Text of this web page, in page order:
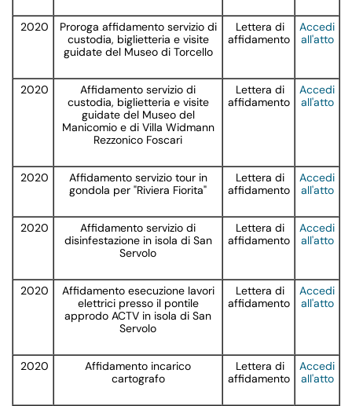
2020
Proroga affidamento servizio di
custodia, biglietteria e visite
guidate del Museo di Torcello
Lettera di
affidamento
Accedi
all'atto
2020
Affidamento servizio di
custodia, biglietteria e visite
guidate del Museo del
Manicomio e di Villa Widmann
Rezzonico Foscari
Lettera di
affidamento
Accedi
all'atto
2020
Affidamento servizio tour in
gondola per "Riviera Fiorita"
Lettera di
affidamento
Accedi
all'atto
2020
Affidamento servizio di
disinfestazione in isola di San
Servolo
Lettera di
affidamento
Accedi
all'atto
2020
Affidamento esecuzione lavori
elettrici presso il pontile
approdo ACTV in isola di San
Servolo
Lettera di
affidamento
Accedi
all'atto
2020
Affidamento incarico
cartografo
Lettera di
affidamento
Accedi
all'atto